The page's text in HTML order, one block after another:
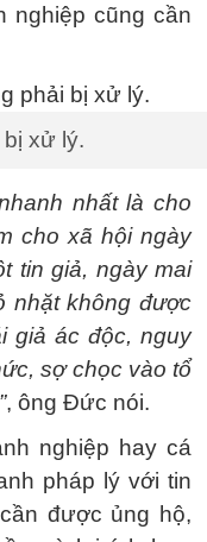
nghiệp cũng cần
xử lý.
nhất là cho
cho xã hội ngày
tin giả, ngày mai
nhặt không được
giả ác độc, nguy
sợ chọc vào tổ
, ông Đức nói.
nghiệp hay cá
pháp lý với tin
được ủng hộ,